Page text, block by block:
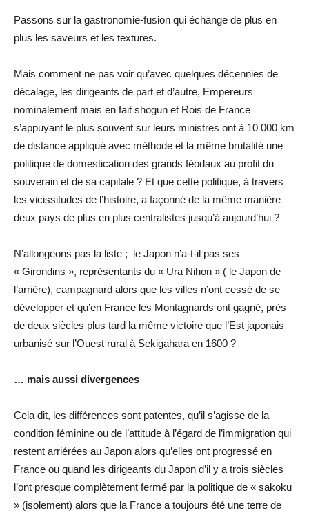
Passons sur la gastronomie-fusion qui échange de plus en
plus les saveurs et les textures.
Mais comment ne pas voir qu’avec quelques décennies de
décalage, les dirigeants de part et d’autre, Empereurs
nominalement mais en fait shogun et Rois de France
s’appuyant le plus souvent sur leurs ministres ont à 10 000 km
de distance appliqué avec méthode et la même brutalité une
politique de domestication des grands féodaux au profit du
souverain et de sa capitale ? Et que cette politique, à travers
les vicissitudes de l’histoire, a façonné de la même manière
deux pays de plus en plus centralistes jusqu’à aujourd’hui ?
N’allongeons pas la liste ; le Japon n’a-t-il pas ses
« Girondins », représentants du « Ura Nihon » ( le Japon de
l’arrière), campagnard alors que les villes n’ont cessé de se
développer et qu’en France les Montagnards ont gagné, près
de deux siècles plus tard la même victoire que l’Est japonais
urbanisé sur l’Ouest rural à Sekigahara en 1600 ?
… mais aussi divergences
Cela dit, les différences sont patentes, qu’il s’agisse de la
condition féminine ou de l’attitude à l’égard de l’immigration qui
restent arriérées au Japon alors qu’elles ont progressé en
France ou quand les dirigeants du Japon d’il y a trois siècles
l’ont presque complètement fermé par la politique de « sakoku
» (isolement) alors que la France a toujours été une terre de